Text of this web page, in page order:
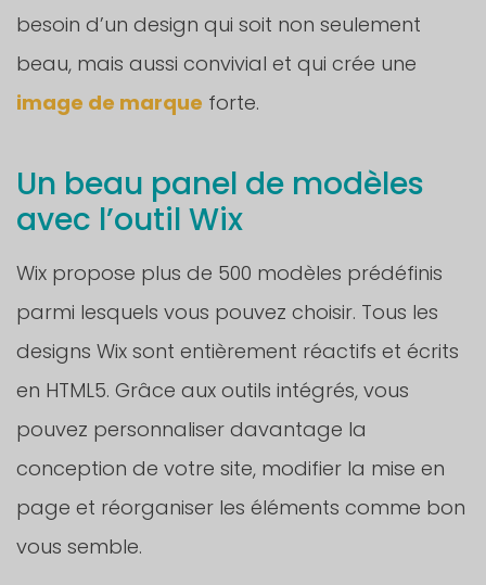
besoin d’un design qui soit non seulement
beau, mais aussi convivial et qui crée une
image de marque forte.
Un beau panel de modèles
avec l’outil Wix
Wix propose plus de 500 modèles prédéfinis
parmi lesquels vous pouvez choisir. Tous les
designs Wix sont entièrement réactifs et écrits
en HTML5. Grâce aux outils intégrés, vous
pouvez personnaliser davantage la
conception de votre site, modifier la mise en
page et réorganiser les éléments comme bon
vous semble.